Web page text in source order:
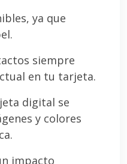
ya que
siempre
en tu tarjeta.
digital se
y colores
impacto